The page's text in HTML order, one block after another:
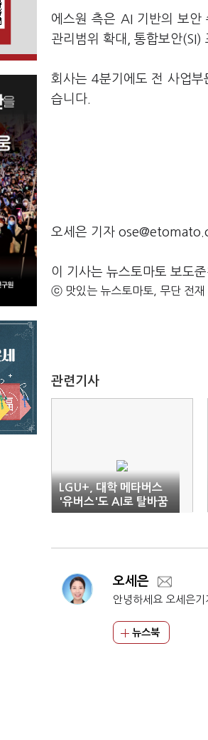
에스원 측은 AI 기반의 보안
관리범위 확대, 통합보안(SI)
회사는 4분기에도 전 사업
습니다.
오세은 기자
이 기사는 뉴스토마토 보도
ⓒ 맛있는 뉴스토마토, 무단 전재
관련기사
LGU+, 대학 메타버스
'유버스'도 AI로 탈바꿈
오세은
안녕하세요 오세은기
뉴스북